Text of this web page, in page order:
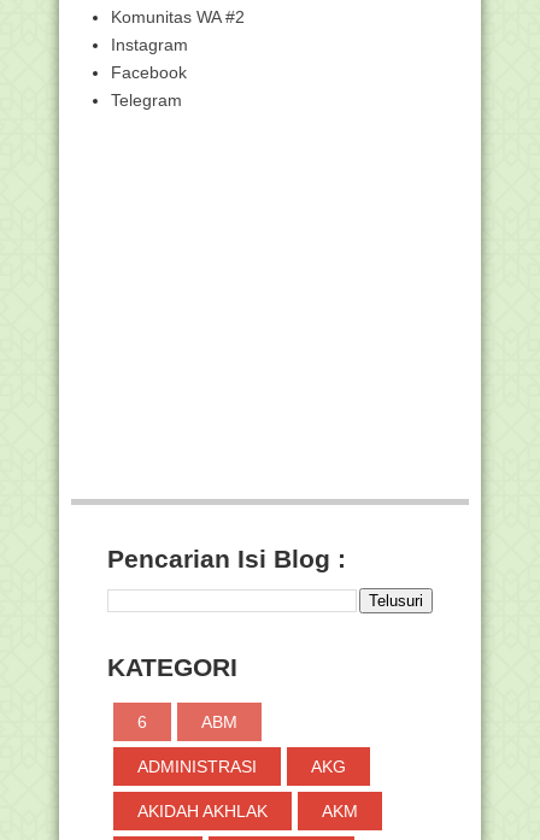
Mulai Tugas)
Segera Cair
Pemenang Lomba Video...
Upacara Peringata...
AKM Kelas, Alat Bantu Guru di Kelas
Mempercayai Hari Sial Justru Bisa Bikin
Sial
PTM Terbatas di Madrasah, DPR RI:
Perlu Mitigasi B...
Undangan Menghadiri Kegiatan
Launching Kegiatan/Pr...
Update E-Learning Madrasah Versi
Komunitas WA #2
Instagram
Facebook
Telegram
Pencarian Isi Blog :
KATEGORI
6 ABM
ADMINISTRASI AKG
AKIDAH AKHLAK AKM